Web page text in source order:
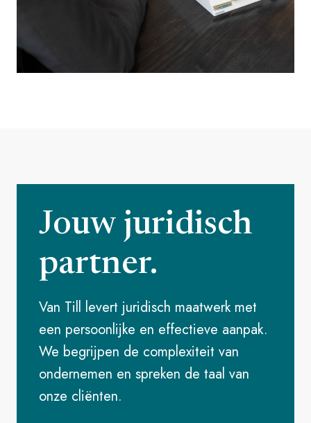
Jouw juridisch
partner.
Van Till levert juridisch maatwerk met
een persoonlijke en effectieve aanpak.
We begrijpen de complexiteit van
ondernemen en spreken de taal van
onze cliënten.